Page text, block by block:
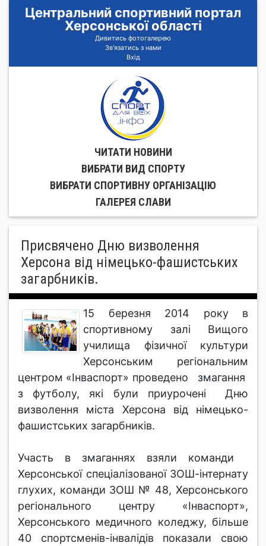
Центральний спортивний портал
Херсонської області
Дивитись фотогалерею
Зв'язатись з нами
Вхід
ЧИТАТИ НОВИНИ
ВИБРАТИ ВИД СПОРТУ
ВИБРАТИ СПОРТИВНУ ОРГАНIЗАЦIЮ
ГАЛЕРЕЯ СЛАВИ
Присвячено Дню визволення
Херсона від німецько-фашистських
загарбників.
15 березня 2014 року в
спортивному залі Вищого
училища фізичної культури
Херсонським регіональним
центром «Інваспорт» проведено змагання
з футболу, які були приурочені Дню
визволення міста Херсона від німецько-
фашистських загарбників.
Участь в змаганнях взяли команди
Херсонської спеціалізованої ЗОШ-інтернату
глухих, команди ЗОШ № 48, Херсонського
регіонального центру «Інваспорт»,
Херсонського медичного коледжу, більше
40 спортсменів-інвалідів показали свою